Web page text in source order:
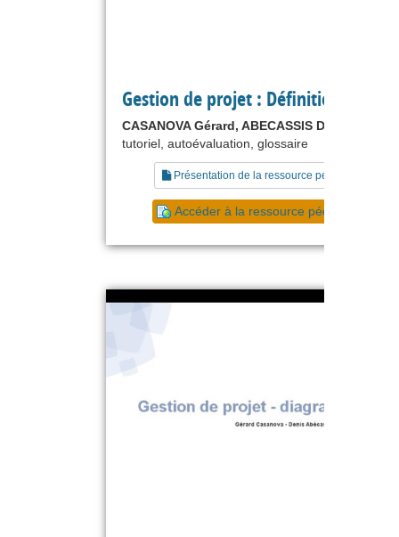
Gestion de projet : Définition
CASANOVA Gérard, ABECASSIS Denis
tutoriel, autoévaluation, glossaire
Présentation de la ressource pédagogique
Accéder à la ressource pédagogique